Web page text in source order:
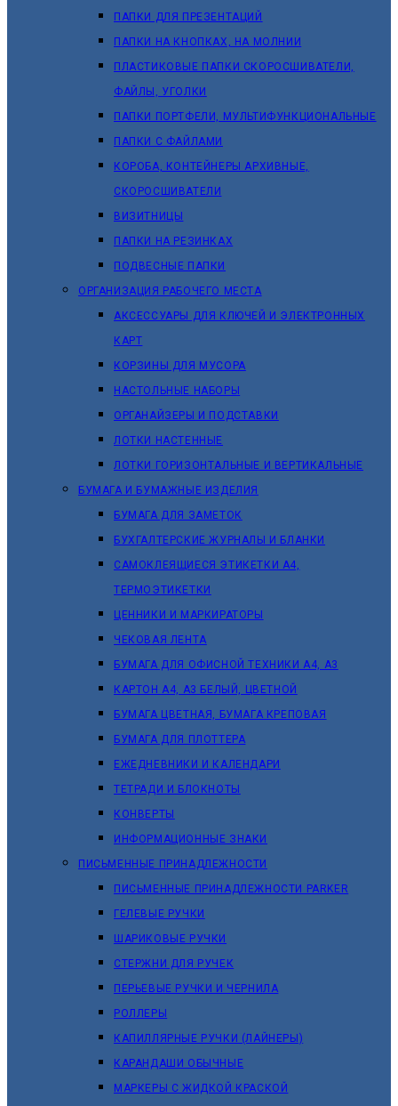
ПАПКИ ДЛЯ ПРЕЗЕНТАЦИЙ
ПАПКИ НА КНОПКАХ, НА МОЛНИИ
ПЛАСТИКОВЫЕ ПАПКИ СКОРОСШИВАТЕЛИ,
ФАЙЛЫ, УГОЛКИ
ПАПКИ ПОРТФЕЛИ, МУЛЬТИФУНКЦИОНАЛЬНЫЕ
ПАПКИ С ФАЙЛАМИ
КОРОБА, КОНТЕЙНЕРЫ АРХИВНЫЕ,
СКОРОСШИВАТЕЛИ
ВИЗИТНИЦЫ
ПАПКИ НА РЕЗИНКАХ
ПОДВЕСНЫЕ ПАПКИ
ОРГАНИЗАЦИЯ РАБОЧЕГО МЕСТА
АКСЕССУАРЫ ДЛЯ КЛЮЧЕЙ И ЭЛЕКТРОННЫХ
КАРТ
КОРЗИНЫ ДЛЯ МУСОРА
НАСТОЛЬНЫЕ НАБОРЫ
ОРГАНАЙЗЕРЫ И ПОДСТАВКИ
ЛОТКИ НАСТЕННЫЕ
ЛОТКИ ГОРИЗОНТАЛЬНЫЕ И ВЕРТИКАЛЬНЫЕ
БУМАГА И БУМАЖНЫЕ ИЗДЕЛИЯ
БУМАГА ДЛЯ ЗАМЕТОК
БУХГАЛТЕРСКИЕ ЖУРНАЛЫ И БЛАНКИ
САМОКЛЕЯЩИЕСЯ ЭТИКЕТКИ А4,
ТЕРМОЭТИКЕТКИ
ЦЕННИКИ И МАРКИРАТОРЫ
ЧЕКОВАЯ ЛЕНТА
БУМАГА ДЛЯ ОФИСНОЙ ТЕХНИКИ А4, А3
КАРТОН А4, А3 БЕЛЫЙ, ЦВЕТНОЙ
БУМАГА ЦВЕТНАЯ, БУМАГА КРЕПОВАЯ
БУМАГА ДЛЯ ПЛОТТЕРА
ЕЖЕДНЕВНИКИ И КАЛЕНДАРИ
ТЕТРАДИ И БЛОКНОТЫ
КОНВЕРТЫ
ИНФОРМАЦИОННЫЕ ЗНАКИ
ПИСЬМЕННЫЕ ПРИНАДЛЕЖНОСТИ
ПИСЬМЕННЫЕ ПРИНАДЛЕЖНОСТИ PARKER
ГЕЛЕВЫЕ РУЧКИ
ШАРИКОВЫЕ РУЧКИ
СТЕРЖНИ ДЛЯ РУЧЕК
ПЕРЬЕВЫЕ РУЧКИ И ЧЕРНИЛА
РОЛЛЕРЫ
КАПИЛЛЯРНЫЕ РУЧКИ (ЛАЙНЕРЫ)
КАРАНДАШИ ОБЫЧНЫЕ
МАРКЕРЫ C ЖИДКОЙ КРАСКОЙ